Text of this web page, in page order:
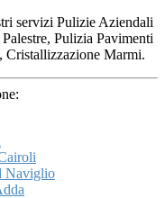
servizi Pulizie Aziendali
Pulizia Pavimenti
Cristallizzazione Marmi.
Naviglio